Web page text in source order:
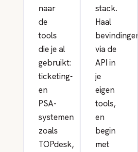
naar
de
tools
die je al
gebruikt:
ticketing-
en
PSA-
systemen
zoals
TOPdesk,
stack.
Haal
bevindingen
via de
API in
je
eigen
tools,
en
begin
met